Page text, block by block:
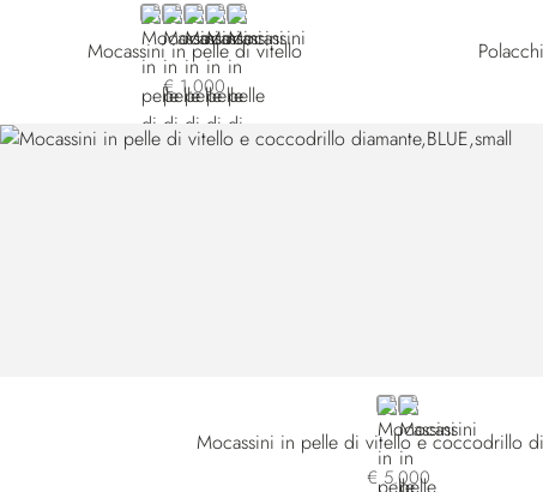
BLUEBROWN DR-M010
BROWN DR-M019
REDGREEN
Mocassini in pelle di vitello
€ 1.000
BLUEBLACK
Mocassini in pelle di vitello e coccodrillo
€ 5.000